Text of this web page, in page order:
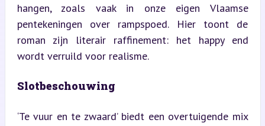
hangen, zoals vaak in onze eigen Vlaamse
pentekeningen over rampspoed. Hier toont de
roman zijn literair raffinement: het happy end
wordt verruild voor realisme.
Slotbeschouwing
‘Te vuur en te zwaard’ biedt een overtuigende mix